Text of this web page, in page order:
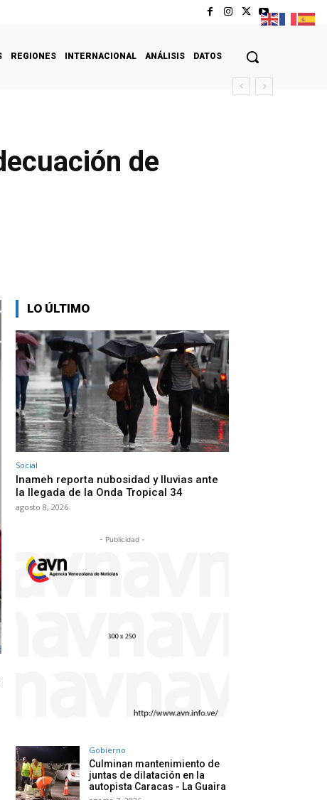
REGIONES INTERNACIONAL ANÁLISIS DATOS
de
LO ÚLTIMO
Social
Inameh reporta nubosidad y lluvias ante
la llegada de la Onda Tropical 34
agosto 8, 2026
- Publicidad -
Gobierno
Culminan mantenimiento de
juntas de dilatación en la
autopista Caracas - La Guaira